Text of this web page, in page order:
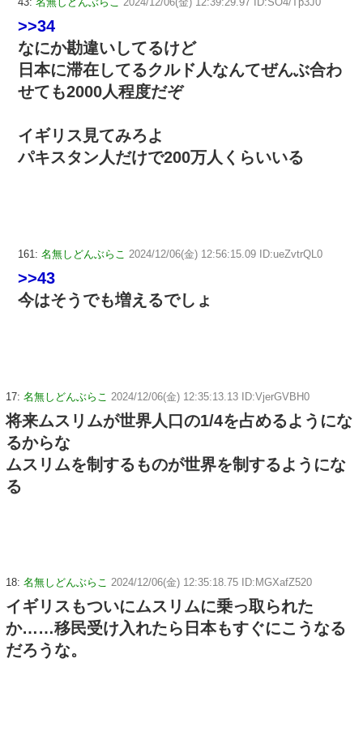
>>34
なにか勘違いしてるけど
日本に滞在してるクルド人なんてぜんぶ合わ
せても2000人程度だぞ
イギリス見てみろよ
パキスタン人だけで200万人くらいいる
161: 名無しどんぶらこ 2024/12/06(金) 12:56:15.09 ID:ueZvtrQL0
>>43
今はそうでも増えるでしょ
17: 名無しどんぶらこ 2024/12/06(金) 12:35:13.13 ID:VjerGVBH0
将来ムスリムが世界人口の1/4を占めるようにな
るからな
ムスリムを制するものが世界を制するようにな
る
18: 名無しどんぶらこ 2024/12/06(金) 12:35:18.75 ID:MGXafZ520
イギリスもついにムスリムに乗っ取られた
か……移民受け入れたら日本もすぐにこうなる
だろうな。